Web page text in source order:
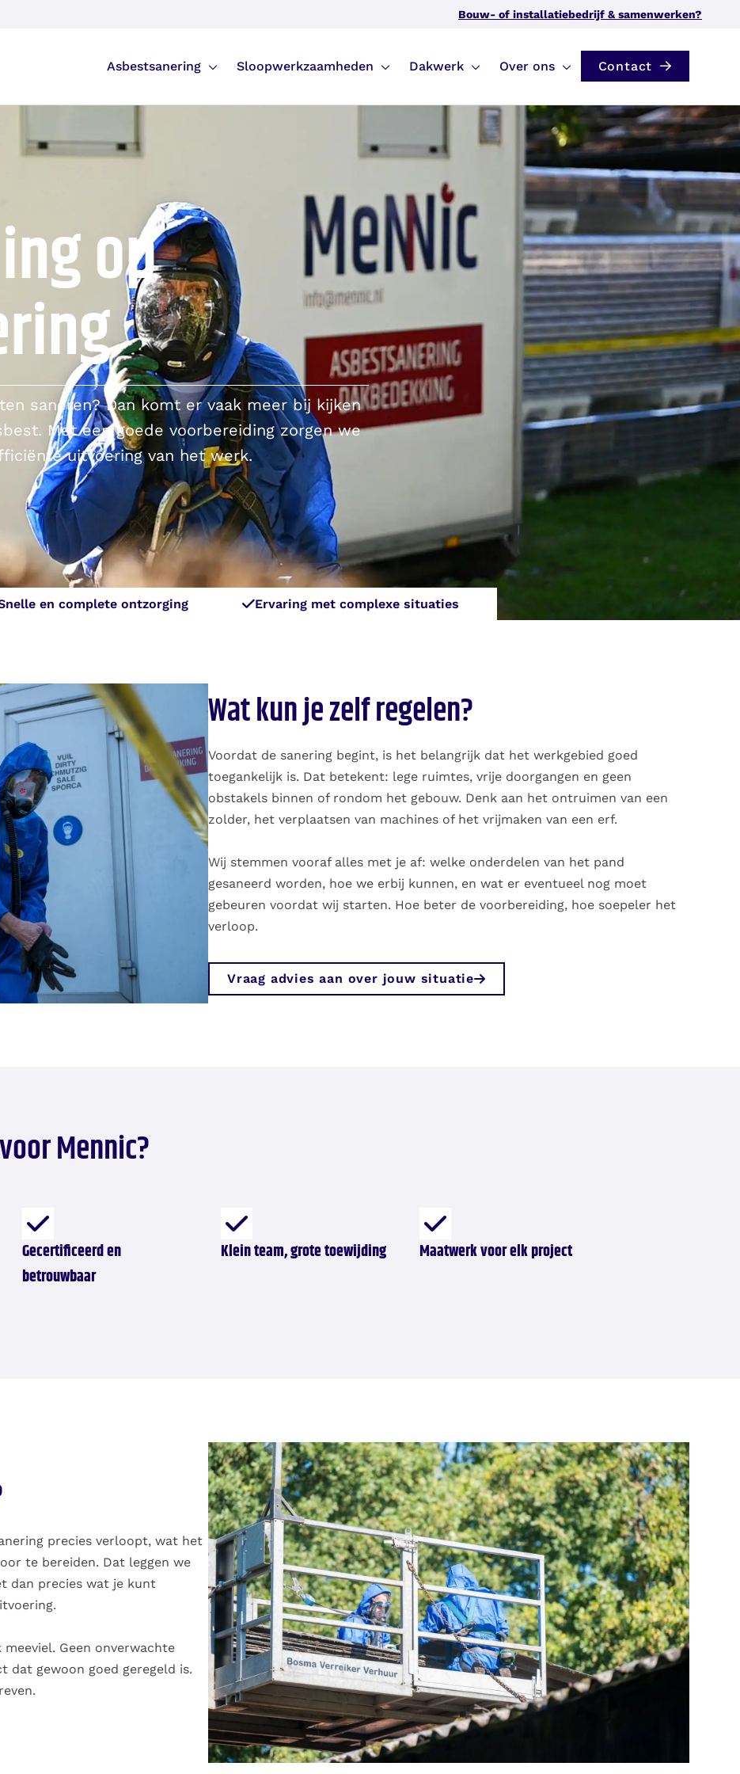
Bouw- of installatiebedrijf & samenwerken?
Asbestsanering Sloopwerkzaamheden Dakwerk Over ons Contact
op
saneren? Dan komt er vaak meer bij kijken
Met een goede voorbereiding zorgen we
uitvoering van het werk.
en complete ontzorging Ervaring met complexe situaties
Wat kun je zelf regelen?
Voordat de sanering begint, is het belangrijk dat het werkgebied goed
toegankelijk is. Dat betekent: lege ruimtes, vrije doorgangen en geen
obstakels binnen of rondom het gebouw. Denk aan het ontruimen van een
zolder, het verplaatsen van machines of het vrijmaken van een erf.
Wij stemmen vooraf alles met je af: welke onderdelen van het pand
gesaneerd worden, hoe we erbij kunnen, en wat er eventueel nog moet
gebeuren voordat wij starten. Hoe beter de voorbereiding, hoe soepeler het
verloop.
Vraag advies aan over jouw situatie
Mennic?
Gecertificeerd en
betrouwbaar
Klein team, grote toewijding Maatwerk voor elk project
precies verloopt, wat het
te bereiden. Dat leggen we
dan precies wat je kunt
Geen onverwachte
dat gewoon goed geregeld is.